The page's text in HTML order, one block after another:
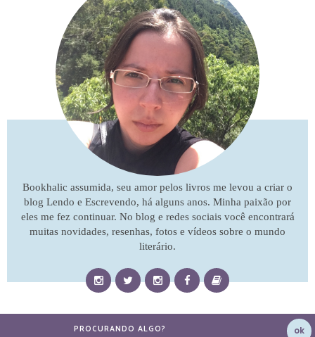
Bookhalic assumida, seu amor pelos livros me levou a criar o
blog Lendo e Escrevendo, há alguns anos. Minha paixão por
eles me fez continuar. No blog e redes sociais você encontrará
muitas novidades, resenhas, fotos e vídeos sobre o mundo
literário.